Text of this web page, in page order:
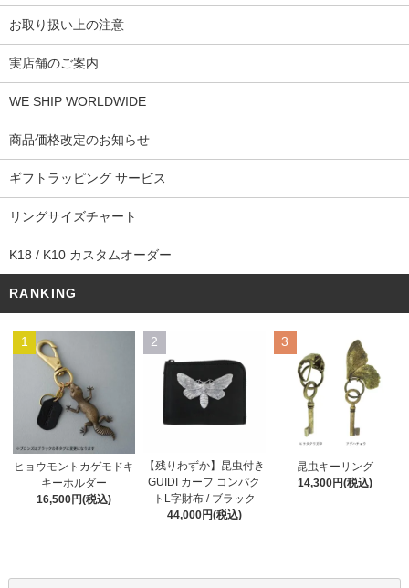
お取り扱い上の注意
実店舗のご案内
WE SHIP WORLDWIDE
商品価格改定のお知らせ
ギフトラッピング サービス
リングサイズチャート
K18 / K10 カスタムオーダー
RANKING
1
ヒョウモントカゲモドキ
キーホルダー
16,500円(税込)
2
【残りわずか】昆虫付き
GUIDI カーフ コンパク
トL字財布 / ブラック
44,000円(税込)
3
昆虫キーリング
14,300円(税込)